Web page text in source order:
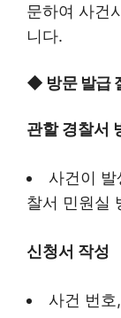
문하여 사건
니다.
◆ 방문 발급
관할 경찰서
사건이
찰서 민원실
신청서 작성
사건 번